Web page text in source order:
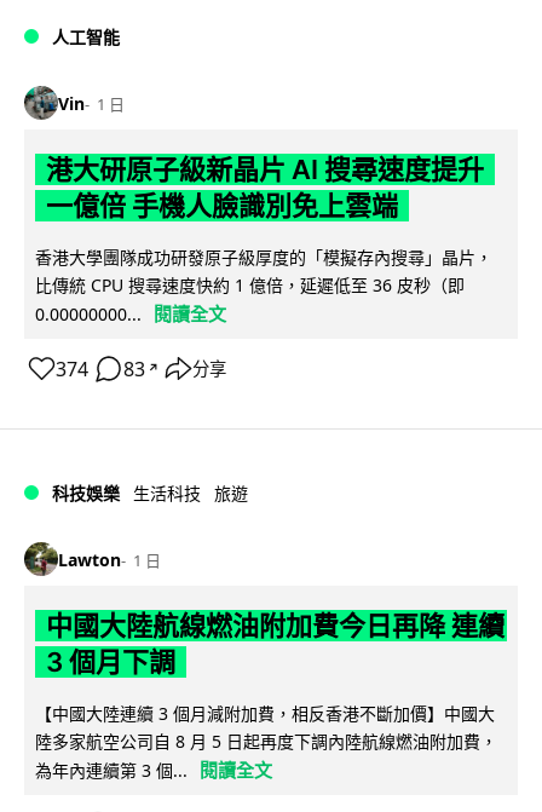
人工智能
Vin 1 日
港大研原子級新晶片 AI 搜尋速度提升
一億倍 手機人臉識別免上雲端
香港大學團隊成功研發原子級厚度的「模擬存內搜尋」晶片，
比傳統 CPU 搜尋速度快約 1 億倍，延遲低至 36 皮秒（即
0.00000000...
閱讀全文
374 83 ↗ 分享
科技娛樂 生活科技 旅遊
Lawton 1 日
中國大陸航線燃油附加費今日再降 連續
3 個月下調
【中國大陸連續 3 個月減附加費，相反香港不斷加價】中國大
陸多家航空公司自 8 月 5 日起再度下調內陸航線燃油附加費，
為年內連續第 3 個...
閱讀全文